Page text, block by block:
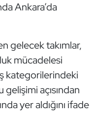
Ankara’da
gelecek takımlar,
mücadelesi
kategorilerindeki
açısından
yer aldığını ifade